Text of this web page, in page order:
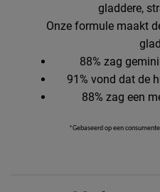
gladdere,
Onze formule maakt
88% zag
91% vond dat de
88% zag een
*Gebaseerd op een